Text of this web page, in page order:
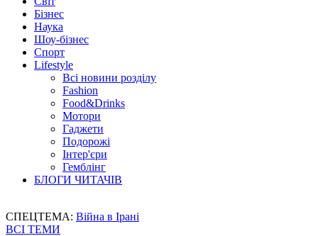
Бізнес
Наука
Шоу-бізнес
Спорт
Lifestyle
Всі новини розділу
Fashion
Food&Drinks
Мотори
Гаджети
Подорожі
Інтер'єри
Гемблінг
БЛОГИ ЧИТАЧІВ
СПЕЦТЕМА: Війна в Ірані
ВСІ ТЕМИ